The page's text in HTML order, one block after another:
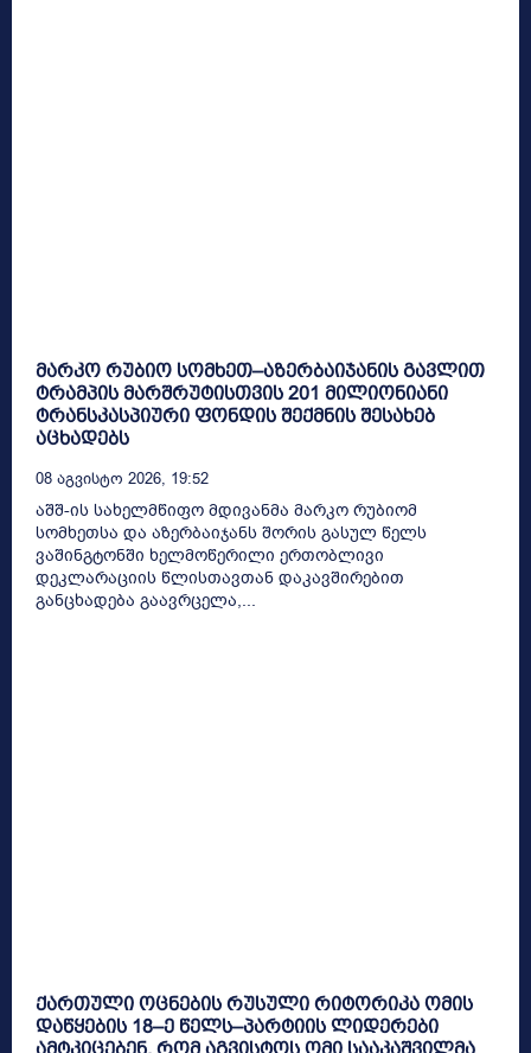
მარკო რუბიო სომხეთ–აზერბაიჯანის გავლით
ტრამპის მარშრუტისთვის 201 მილიონიანი
ტრანსკასპიური ფონდის შექმნის შესახებ
აცხადებს
08 Აგვისტო 2026, 19:52
აშშ-ის სახელმწიფო მდივანმა მარკო რუბიომ
სომხეთსა და აზერბაიჯანს შორის გასულ წელს
ვაშინგტონში ხელმოწერილი ერთობლივი
დეკლარაციის წლისთავთან დაკავშირებით
განცხადება გაავრცელა,...
ქართული ოცნების რუსული რიტორიკა ომის
დაწყების 18–ე წელს–პარტიის ლიდერები